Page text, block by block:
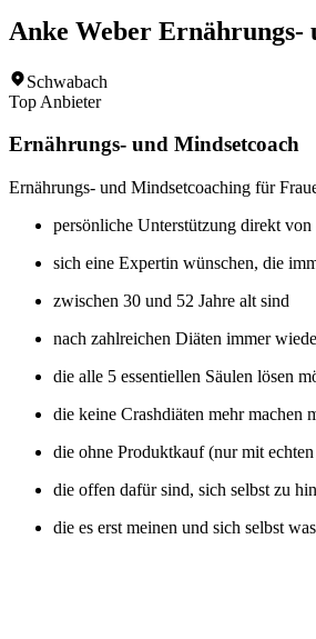
Anke Weber Ernährungs-
Schwabach
Top Anbieter
Ernährungs- und Mindsetcoach
Ernährungs- und Mindsetcoaching für
persönliche Unterstützung direkt
sich eine Expertin wünschen, die
zwischen 30 und 52 Jahre alt sind
nach zahlreichen Diäten immer
die alle 5 essentiellen Säulen lösen
die keine Crashdiäten mehr machen
die ohne Produktkauf (nur mit
die offen dafür sind, sich selbst zu
die es erst meinen und sich selbst